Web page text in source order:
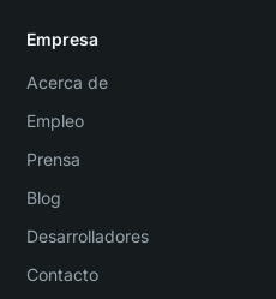
Empresa
Acerca de
Empleo
Prensa
Blog
Desarrolladores
Contacto